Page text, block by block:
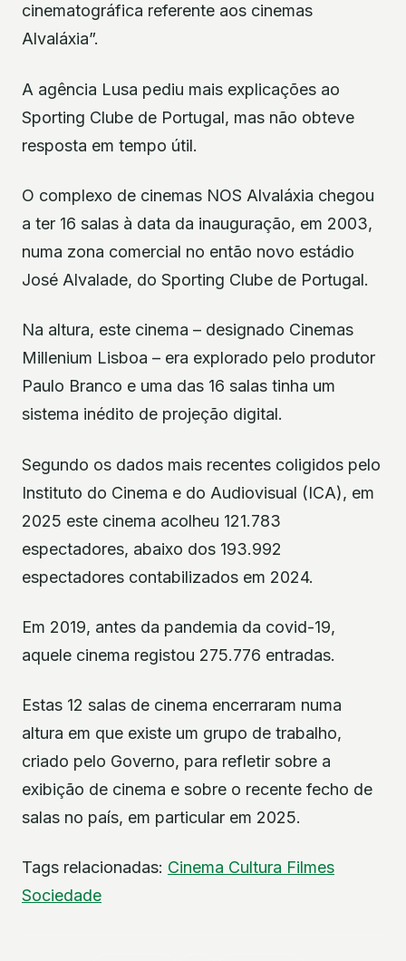
cinematográfica referente aos cinemas
Alvaláxia”.
A agência Lusa pediu mais explicações ao
Sporting Clube de Portugal, mas não obteve
resposta em tempo útil.
O complexo de cinemas NOS Alvaláxia chegou
a ter 16 salas à data da inauguração, em 2003,
numa zona comercial no então novo estádio
José Alvalade, do Sporting Clube de Portugal.
Na altura, este cinema – designado Cinemas
Millenium Lisboa – era explorado pelo produtor
Paulo Branco e uma das 16 salas tinha um
sistema inédito de projeção digital.
Segundo os dados mais recentes coligidos pelo
Instituto do Cinema e do Audiovisual (ICA), em
2025 este cinema acolheu 121.783
espectadores, abaixo dos 193.992
espectadores contabilizados em 2024.
Em 2019, antes da pandemia da covid-19,
aquele cinema registou 275.776 entradas.
Estas 12 salas de cinema encerraram numa
altura em que existe um grupo de trabalho,
criado pelo Governo, para refletir sobre a
exibição de cinema e sobre o recente fecho de
salas no país, em particular em 2025.
Tags relacionadas: Cinema Cultura Filmes
Sociedade